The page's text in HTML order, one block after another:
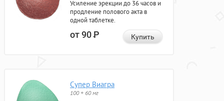
Усиление эрекции до 36 часов и
продление полового акта в
одной таблетке.
от 90Р Купить
Супер Виагра
100 + 60 мг